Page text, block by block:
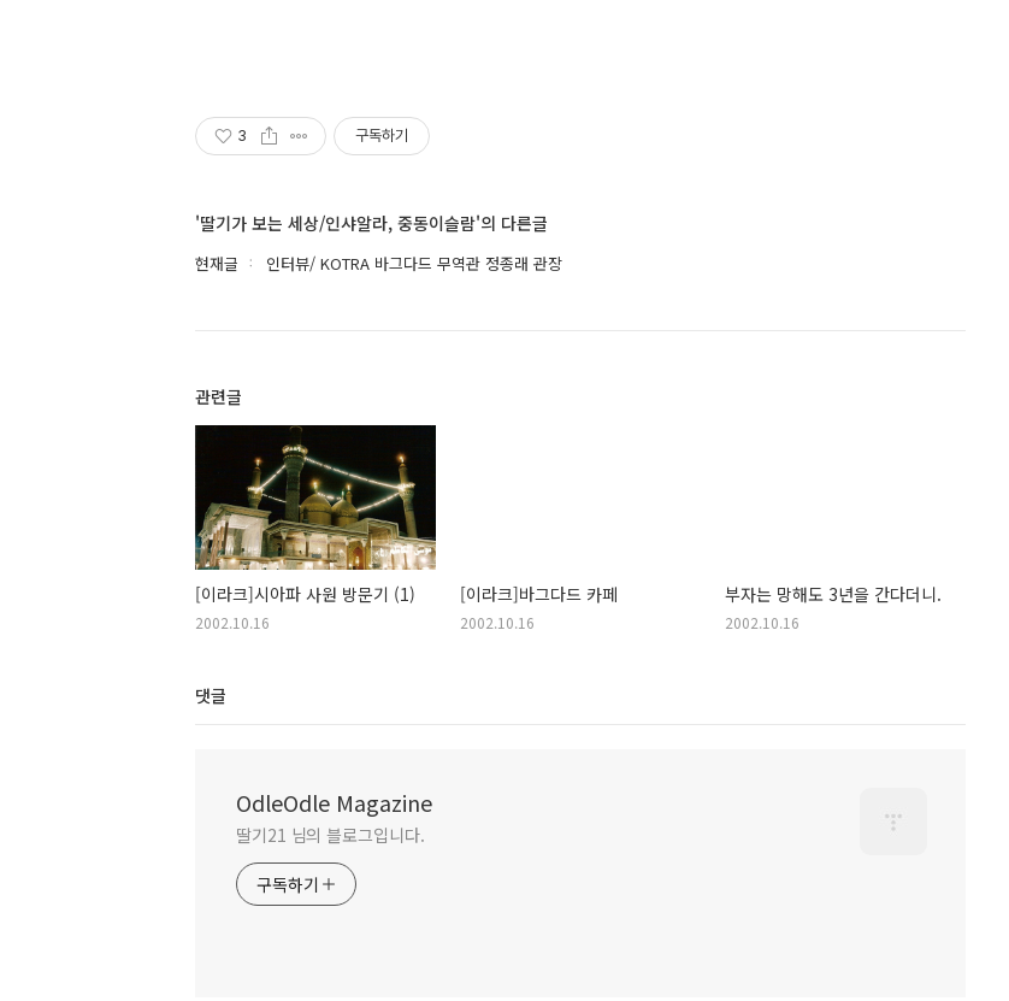
3 구독하기
'딸기가 보는 세상/인샤알라, 중동이슬람'의 다른글
현재글 인터뷰/ KOTRA 바그다드 무역관 정종래 관장
관련글
[이라크]시아파 사원 방문기 (1)
2002.10.16
[이라크]바그다드 카페
2002.10.16
부자는 망해도 3년을 간다더니.
2002.10.16
댓글
OdleOdle Magazine
딸기21 님의 블로그입니다.
구독하기